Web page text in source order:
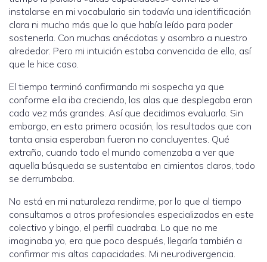
instalarse en mi vocabulario sin todavía una identificación
clara ni mucho más que lo que había leído para poder
sostenerla. Con muchas anécdotas y asombro a nuestro
alrededor. Pero mi intuición estaba convencida de ello, así
que le hice caso.
El tiempo terminó confirmando mi sospecha ya que
conforme ella iba creciendo, las alas que desplegaba eran
cada vez más grandes. Así que decidimos evaluarla. Sin
embargo, en esta primera ocasión, los resultados que con
tanta ansia esperaban fueron no concluyentes. Qué
extraño, cuando todo el mundo comenzaba a ver que
aquella búsqueda se sustentaba en cimientos claros, todo
se derrumbaba.
No está en mi naturaleza rendirme, por lo que al tiempo
consultamos a otros profesionales especializados en este
colectivo y bingo, el perfil cuadraba. Lo que no me
imaginaba yo, era que poco después, llegaría también a
confirmar mis altas capacidades. Mi neurodivergencia.